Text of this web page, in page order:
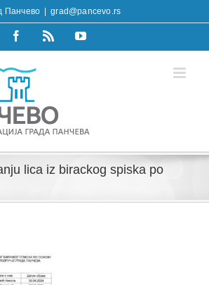
Панчево grad@pancevo.rs
FacebookRss YouTube
lica iz birackog spiska po